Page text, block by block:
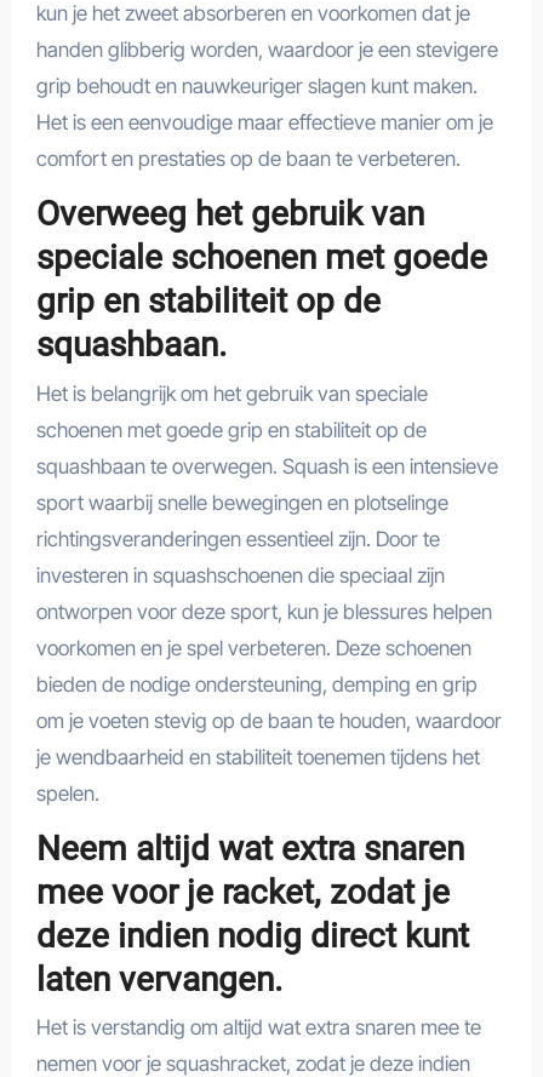
kun je het zweet absorberen en voorkomen dat je
handen glibberig worden, waardoor je een stevigere
grip behoudt en nauwkeuriger slagen kunt maken.
Het is een eenvoudige maar effectieve manier om je
comfort en prestaties op de baan te verbeteren.
Overweeg het gebruik van
speciale schoenen met goede
grip en stabiliteit op de
squashbaan.
Het is belangrijk om het gebruik van speciale
schoenen met goede grip en stabiliteit op de
squashbaan te overwegen. Squash is een intensieve
sport waarbij snelle bewegingen en plotselinge
richtingsveranderingen essentieel zijn. Door te
investeren in squashschoenen die speciaal zijn
ontworpen voor deze sport, kun je blessures helpen
voorkomen en je spel verbeteren. Deze schoenen
bieden de nodige ondersteuning, demping en grip
om je voeten stevig op de baan te houden, waardoor
je wendbaarheid en stabiliteit toenemen tijdens het
spelen.
Neem altijd wat extra snaren
mee voor je racket, zodat je
deze indien nodig direct kunt
laten vervangen.
Het is verstandig om altijd wat extra snaren mee te
nemen voor je squashracket, zodat je deze indien